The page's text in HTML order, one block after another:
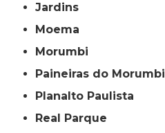
Jardins
Moema
Morumbi
Paineiras do Morumbi
Planalto Paulista
Real Parque